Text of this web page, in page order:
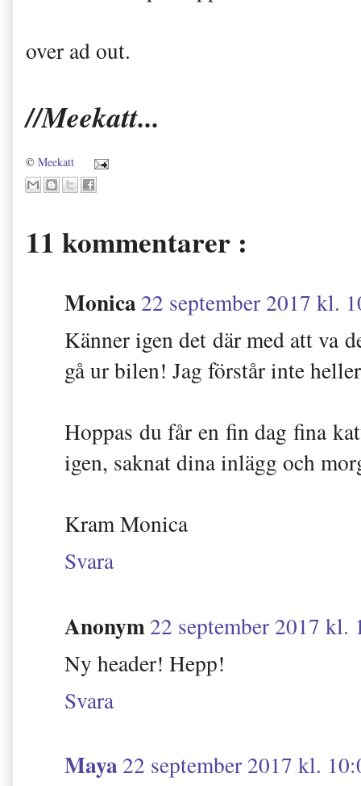
over ad out.
//Meekatt...
© Meekatt
11 kommentarer :
Monica22 september 2017 kl.
Känner igen det där med att va
gå ur bilen! Jag förstår inte
Hoppas du får en fin dag fina
igen, saknat dina inlägg och
Kram Monica
Svara
Anonym22 september 2017 kl.
Ny header! Hepp!
Svara
Maya22 september 2017 kl.